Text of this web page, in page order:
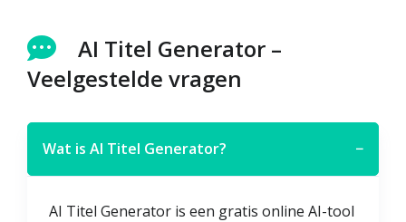
AI Titel Generator –
Veelgestelde vragen
Wat is AI Titel Generator? −
AI Titel Generator is een gratis online AI-tool